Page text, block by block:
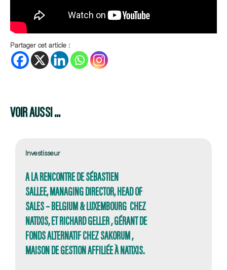
Partager cet article :
VOIR AUSSI ...
Investisseur
A LA RENCONTRE DE SÉBASTIEN
SALLEE, MANAGING DIRECTOR, HEAD OF
SALES – BELGIUM & LUXEMBOURG CHEZ
NATIXIS, ET RICHARD GELLER , GÉRANT DE
FONDS ALTERNATIF CHEZ SAKORUM ,
MAISON DE GESTION AFFILIÉE À NATIXIS.